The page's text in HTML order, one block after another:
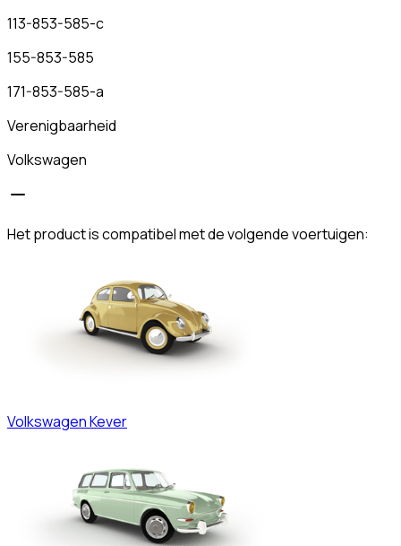
113-853-585-c
155-853-585
171-853-585-a
Verenigbaarheid
Volkswagen
Het product is compatibel met de volgende voertuigen:
VolkswagenKever